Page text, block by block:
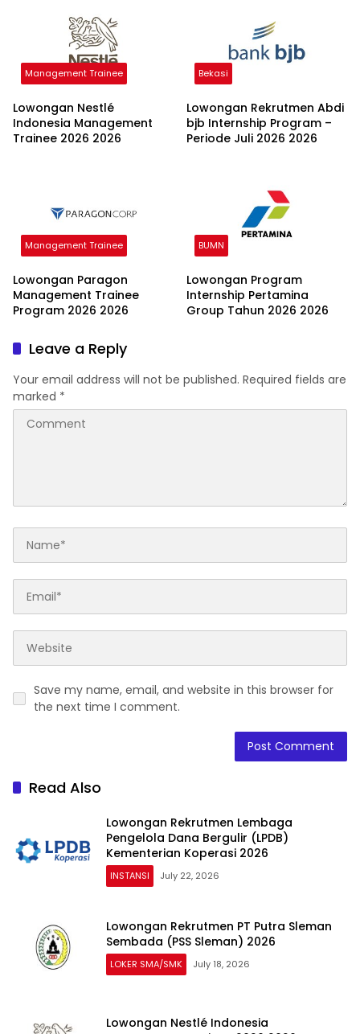
Management Trainee
Lowongan Nestlé
Indonesia Management
Trainee 2026 2026
Bekasi
Lowongan Rekrutmen Abdi
bjb Internship Program –
Periode Juli 2026 2026
Management Trainee
Lowongan Paragon
Management Trainee
Program 2026 2026
BUMN
Lowongan Program
Internship Pertamina
Group Tahun 2026 2026
Leave a Reply
Your email address will not be published. Required fields are
marked *
Save my name, email, and website in this browser for
the next time I comment.
Read Also
Lowongan Rekrutmen Lembaga
Pengelola Dana Bergulir (LPDB)
Kementerian Koperasi 2026
INSTANSI July 22, 2026
Lowongan Rekrutmen PT Putra Sleman
Sembada (PSS Sleman) 2026
LOKER SMA/SMK July 18, 2026
Lowongan Nestlé Indonesia